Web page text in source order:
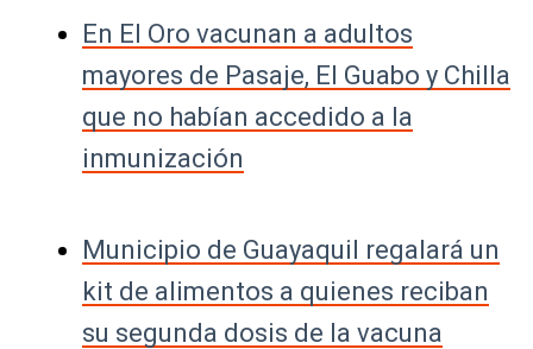
En El Oro vacunan a adultos
mayores de Pasaje, El Guabo y Chilla
que no habían accedido a la
inmunización
Municipio de Guayaquil regalará un
kit de alimentos a quienes reciban
su segunda dosis de la vacuna